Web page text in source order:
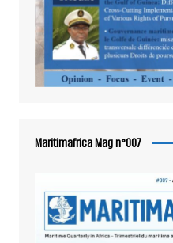
Maritimafrica Mag n°007